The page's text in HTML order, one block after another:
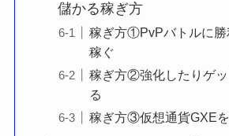
儲かる稼ぎ方
稼ぎ方①PvPバトルに勝
稼ぐ
稼ぎ方②強化したりゲ
る
稼ぎ方③仮想通貨GXE